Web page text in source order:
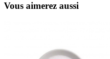
Vous aimerez aussi